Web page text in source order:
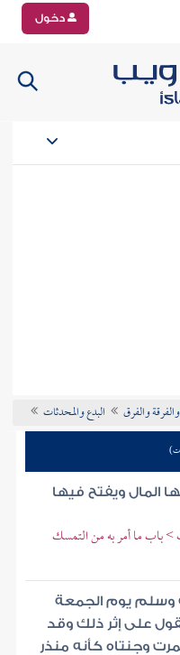
دخول
والفرق البدع والمحدثات
المال ويفتح فيها
> باب ما أمر به من التمسك
وسلم يوم الجمعة
على إثر ذلك وقد
وجنتاه كأنه منذر